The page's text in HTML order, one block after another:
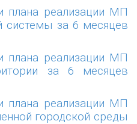
плана реализации МП
системы за 6 месяцев
плана реализации МП
за 6 месяцев
плана реализации МП
городской среды